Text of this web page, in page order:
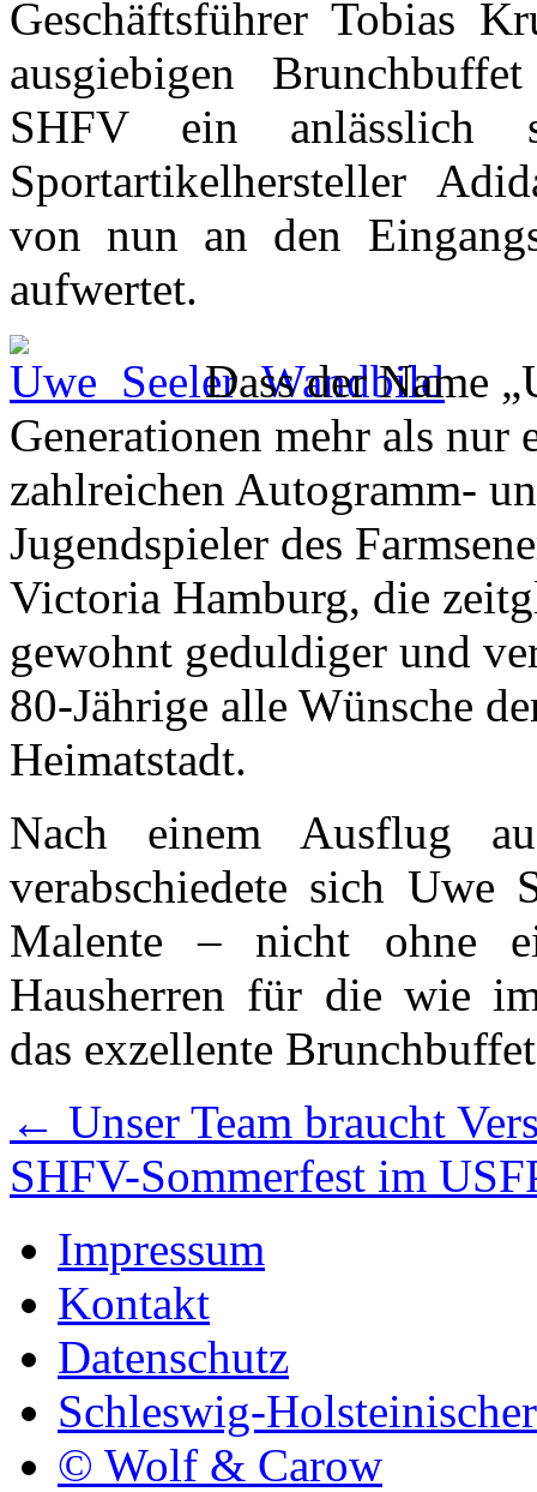
Geschäftsführer Tobias
ausgiebigen
SHFV ein anlässlich
Sportartikelhersteller
von nun an den
aufwertet.
Dass der Name
Generationen mehr als
zahlreichen Autogramm-
Jugendspieler des
Victoria Hamburg, die
gewohnt geduldiger und
80-Jährige alle Wünsche
Heimatstadt.
Nach einem Ausflug
verabschiedete sich Uwe
Malente – nicht ohne
Hausherren für die wie
das exzellente
← Unser Team braucht
SHFV-Sommerfest im
Impressum
Kontakt
Datenschutz
Schleswig-
© Wolf & Carow